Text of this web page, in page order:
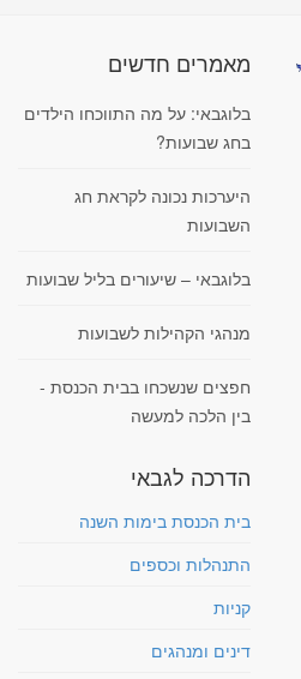
מאמרים חדשים
בלוגבאי: על מה התווכחו הילדים
בחג שבועות?
היערכות נכונה לקראת חג
השבועות
בלוגבאי – שיעורים בליל שבועות
מנהגי הקהילות לשבועות
חפצים שנשכחו בבית הכנסת -
בין הלכה למעשה
הדרכה לגבאי
בית הכנסת בימות השנה
התנהלות וכספים
קניות
דינים ומנהגים